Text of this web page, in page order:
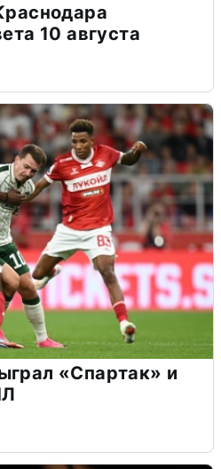
10 августа
«Спартак» и